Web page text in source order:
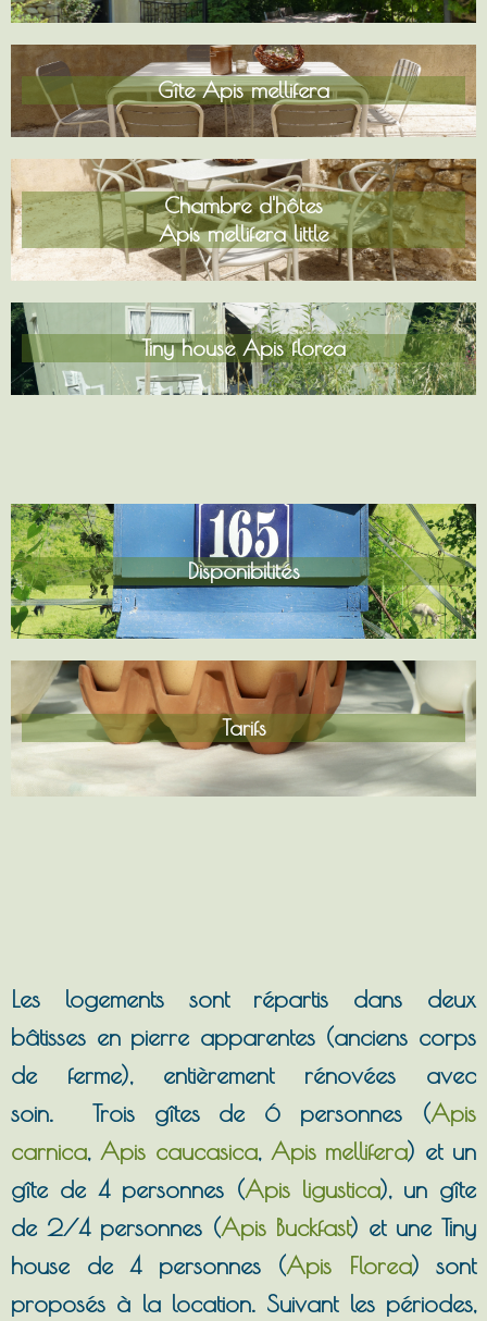
Gîte Apis mellifera
Chambre d'hôtes
Apis mellifera little
Tiny house Apis florea
Disponibilités
Tarifs
Les logements sont répartis dans deux
bâtisses en pierre apparentes (anciens corps
de ferme), entièrement rénovées avec
soin. Trois gîtes de 6 personnes (Apis
carnica, Apis caucasica, Apis mellifera) et un
gîte de 4 personnes (Apis ligustica), un gîte
de 2/4 personnes (Apis Buckfast) et une Tiny
house de 4 personnes (Apis Florea) sont
proposés à la location. Suivant les périodes,